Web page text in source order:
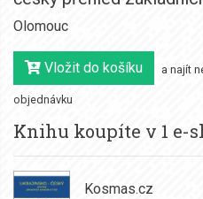
Olomouc
Vložit do košíku a najít
objednávku
Knihu koupíte v 1 e-
Kosmas.cz